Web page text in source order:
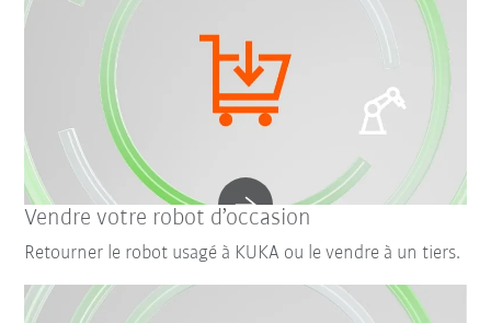
Vendre votre robot d’occasion
Retourner le robot usagé à KUKA ou le vendre à un tiers.